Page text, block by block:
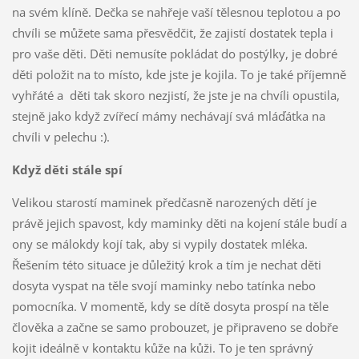
na svém klíně. Dečka se nahřeje vaší tělesnou teplotou a po
chvíli se můžete sama přesvědčit, že zajistí dostatek tepla i
pro vaše děti. Děti nemusíte pokládat do postýlky, je dobré
děti položit na to místo, kde jste je kojila. To je také příjemně
vyhřáté a děti tak skoro nezjistí, že jste je na chvíli opustila,
stejně jako když zvířecí mámy nechávají svá mláďátka na
chvíli v pelechu :).
Když děti stále spí
Velikou starostí maminek předčasně narozených dětí je
právě jejich spavost, kdy maminky děti na kojení stále budí a
ony se málokdy kojí tak, aby si vypily dostatek mléka.
Řešením této situace je důležitý krok a tím je nechat děti
dosyta vyspat na těle svojí maminky nebo tatínka nebo
pomocníka. V momentě, kdy se dítě dosyta prospí na těle
člověka a začne se samo probouzet, je připraveno se dobře
kojit ideálně v kontaktu kůže na kůži. To je ten správný